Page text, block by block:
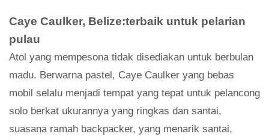
Caye Caulker, Belize:terbaik untuk pelarian
pulau
Atol yang mempesona tidak disediakan untuk berbulan
madu. Berwarna pastel, Caye Caulker yang bebas
mobil selalu menjadi tempat yang tepat untuk pelancong
solo berkat ukurannya yang ringkas dan santai,
suasana ramah backpacker, yang menarik santai,